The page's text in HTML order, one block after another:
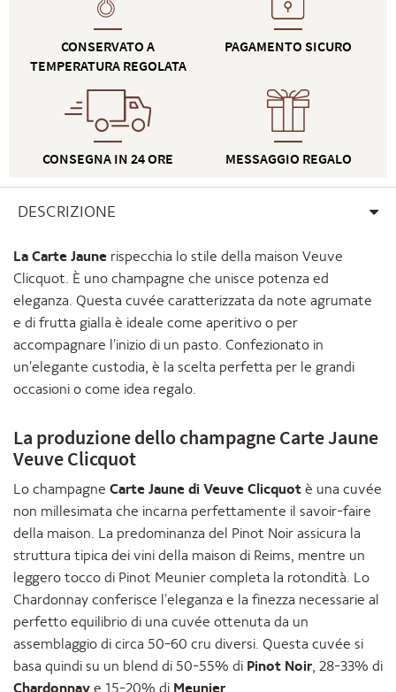
CONSERVATO A
TEMPERATURA REGOLATA
CONSEGNA IN 24 ORE
PAGAMENTO SICURO
MESSAGGIO REGALO
DESCRIZIONE
La Carte Jaune rispecchia lo stile della maison Veuve
Clicquot. È uno champagne che unisce potenza ed
eleganza. Questa cuvée caratterizzata da note agrumate
e di frutta gialla è ideale come aperitivo o per
accompagnare l'inizio di un pasto. Confezionato in
un'elegante custodia, è la scelta perfetta per le grandi
occasioni o come idea regalo.
La produzione dello champagne Carte Jaune
Veuve Clicquot
Lo champagne Carte Jaune di Veuve Clicquot è una cuvée
non millesimata che incarna perfettamente il savoir-faire
della maison. La predominanza del Pinot Noir assicura la
struttura tipica dei vini della maison di Reims, mentre un
leggero tocco di Pinot Meunier completa la rotondità. Lo
Chardonnay conferisce l'eleganza e la finezza necessarie al
perfetto equilibrio di una cuvée ottenuta da un
assemblaggio di circa 50-60 cru diversi. Questa cuvée si
basa quindi su un blend di 50-55% di Pinot Noir, 28-33% di
Chardonnay e 15-20% di Meunier